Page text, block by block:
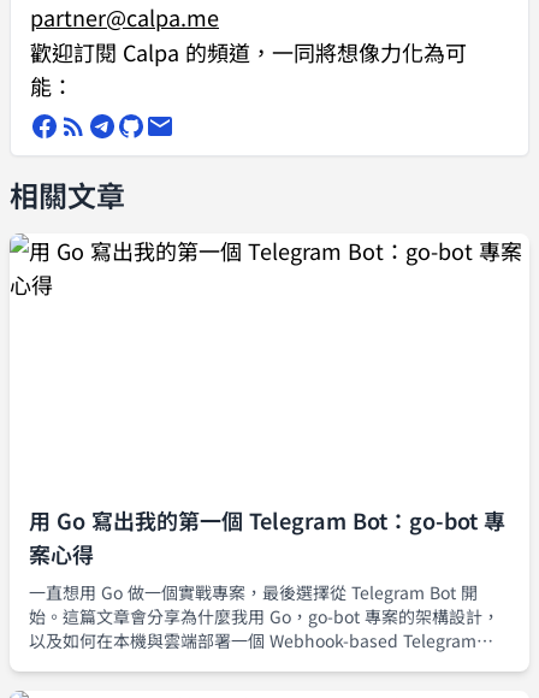
partner@calpa.me
歡迎訂閱 Calpa 的頻道，一同將想像力化為可
能：
相關文章
用 Go 寫出我的第一個 Telegram Bot：go-bot 專
案心得
一直想用 Go 做一個實戰專案，最後選擇從 Telegram Bot 開
始。這篇文章會分享為什麼我用 Go，go-bot 專案的架構設計，
以及如何在本機與雲端部署一個 Webhook-based Telegram